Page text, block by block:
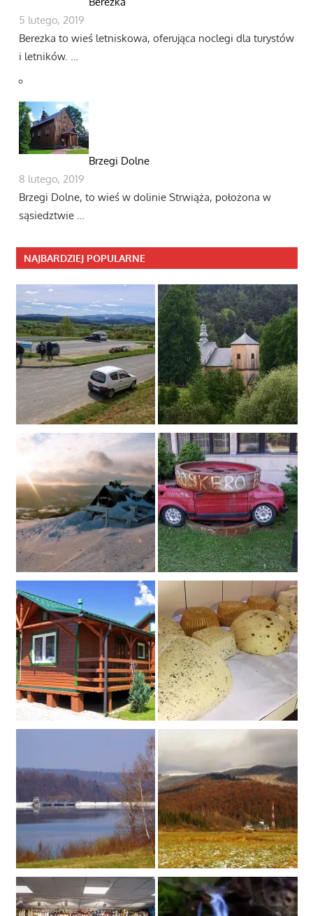
5 lutego, 2019
Berezka to wieś letniskowa, oferująca noclegi dla turystów
i letników. …
Brzegi Dolne
8 lutego, 2019
Brzegi Dolne, to wieś w dolinie Strwiąża, położona w
sąsiedztwie …
NAJBARDZIEJ POPULARNE